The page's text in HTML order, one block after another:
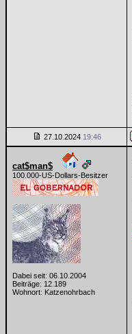
27.10.2024 19:46
cat$man$
100.000-US-Dollars-Besitzer
Dabei seit: 06.10.2004
Beiträge: 12.189
Wohnort: Katzenohrbach